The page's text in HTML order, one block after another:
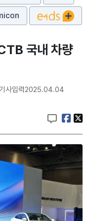
국내 차량
사입력2025.04.04